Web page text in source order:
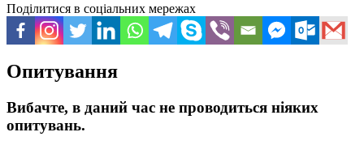
Поділитися в соціальних мережах
Опитування
Вибачте, в даний час не проводиться ніяких
опитувань.